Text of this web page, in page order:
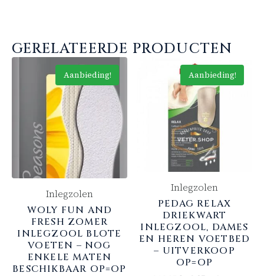
GERELATEERDE PRODUCTEN
Aanbieding!
Inlegzolen
WOLY FUN AND
FRESH ZOMER
INLEGZOOL BLOTE
VOETEN – NOG
ENKELE MATEN
BESCHIKBAAR OP=OP
Aanbieding!
Inlegzolen
PEDAG RELAX
DRIEKWART
INLEGZOOL, DAMES
EN HEREN VOETBED
– UITVERKOOP
OP=OP